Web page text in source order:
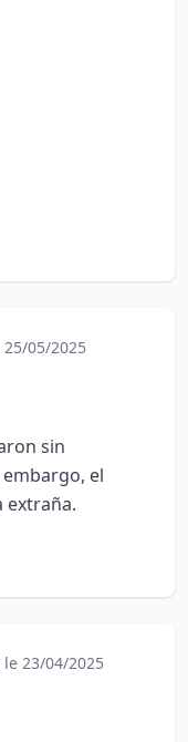
25/05/2025
sin
el
extraña.
le 23/04/2025